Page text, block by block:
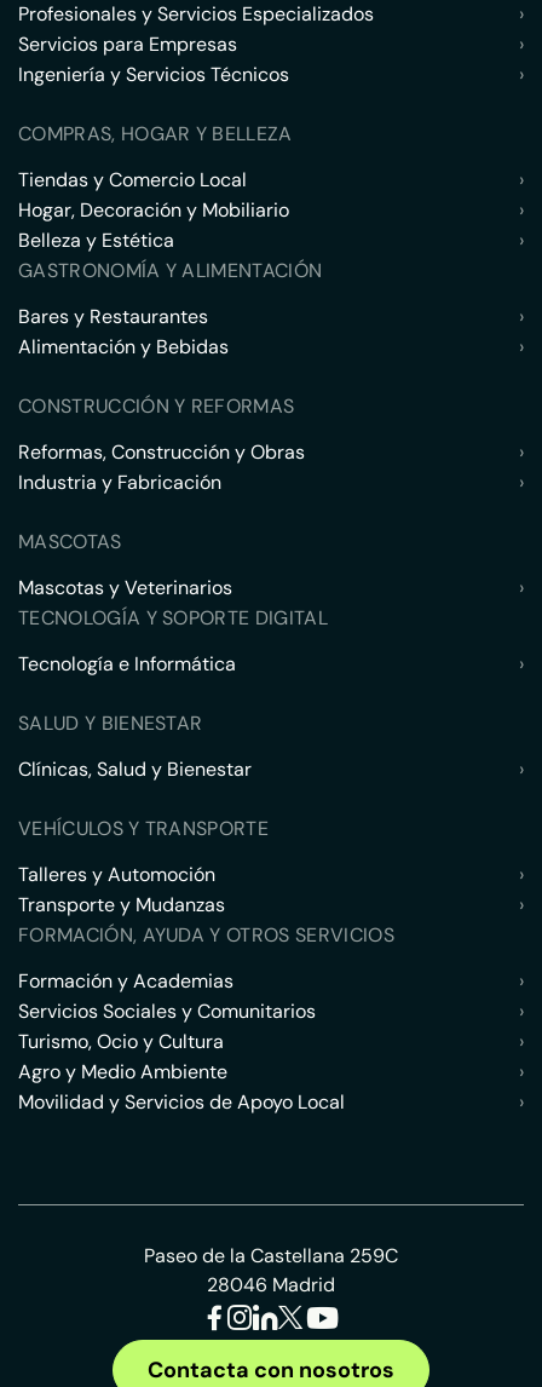
Profesionales y Servicios Especializados
›
Servicios para Empresas
›
Ingeniería y Servicios Técnicos
›
COMPRAS, HOGAR Y BELLEZA
Tiendas y Comercio Local
›
Hogar, Decoración y Mobiliario
›
Belleza y Estética
›
GASTRONOMÍA Y ALIMENTACIÓN
Bares y Restaurantes
›
Alimentación y Bebidas
›
CONSTRUCCIÓN Y REFORMAS
Reformas, Construcción y Obras
›
Industria y Fabricación
›
MASCOTAS
Mascotas y Veterinarios
›
TECNOLOGÍA Y SOPORTE DIGITAL
Tecnología e Informática
›
SALUD Y BIENESTAR
Clínicas, Salud y Bienestar
›
VEHÍCULOS Y TRANSPORTE
Talleres y Automoción
›
Transporte y Mudanzas
›
FORMACIÓN, AYUDA Y OTROS SERVICIOS
Formación y Academias
›
Servicios Sociales y Comunitarios
›
Turismo, Ocio y Cultura
›
Agro y Medio Ambiente
›
Movilidad y Servicios de Apoyo Local
›
Paseo de la Castellana 259C
28046 Madrid
Contacta con nosotros